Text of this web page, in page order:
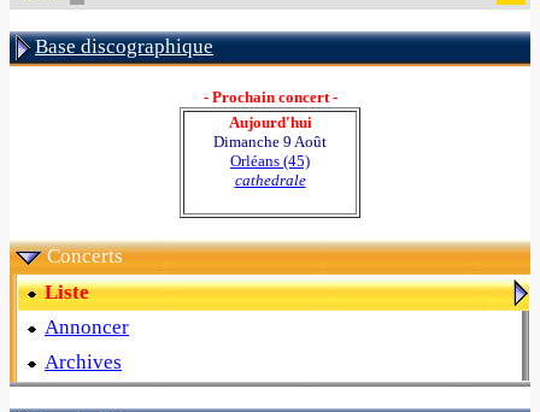
Base discographique
- Prochain concert -
Aujourd'hui
Dimanche 9 Août
Orléans (45)
cathedrale
Concerts
Liste
Annoncer
Archives